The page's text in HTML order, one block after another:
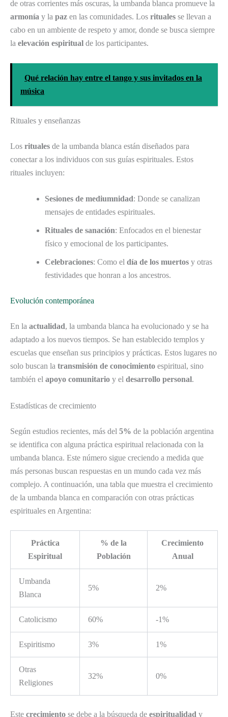
de otras corrientes más oscuras, la umbanda blanca promueve la
armonía y la paz en las comunidades. Los rituales se llevan a
cabo en un ambiente de respeto y amor, donde se busca siempre
la elevación espiritual de los participantes.
Qué relación hay entre el tango y sus invitados en la
música
Rituales y enseñanzas
Los rituales de la umbanda blanca están diseñados para
conectar a los individuos con sus guías espirituales. Estos
rituales incluyen:
Sesiones de mediumnidad: Donde se canalizan
mensajes de entidades espirituales.
Rituales de sanación: Enfocados en el bienestar
físico y emocional de los participantes.
Celebraciones: Como el día de los muertos y otras
festividades que honran a los ancestros.
Evolución contemporánea
En la actualidad, la umbanda blanca ha evolucionado y se ha
adaptado a los nuevos tiempos. Se han establecido templos y
escuelas que enseñan sus principios y prácticas. Estos lugares no
solo buscan la transmisión de conocimiento espiritual, sino
también el apoyo comunitario y el desarrollo personal.
Estadísticas de crecimiento
Según estudios recientes, más del 5% de la población argentina
se identifica con alguna práctica espiritual relacionada con la
umbanda blanca. Este número sigue creciendo a medida que
más personas buscan respuestas en un mundo cada vez más
complejo. A continuación, una tabla que muestra el crecimiento
de la umbanda blanca en comparación con otras prácticas
espirituales en Argentina:
Práctica
Espiritual
% de la
Población
Crecimiento
Anual
Umbanda
Blanca
5% 2%
Catolicismo 60% -1%
Espiritismo 3% 1%
Otras
Religiones
32% 0%
Este crecimiento se debe a la búsqueda de espiritualidad y